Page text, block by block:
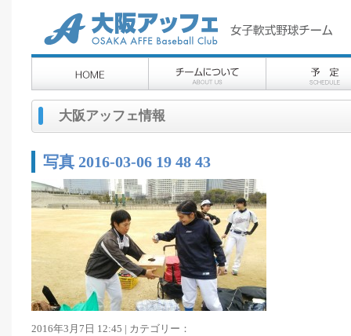
大阪アッフェ情報
写真 2016-03-06 19 48 43
2016年3月7日 12:45 | カテゴリー：